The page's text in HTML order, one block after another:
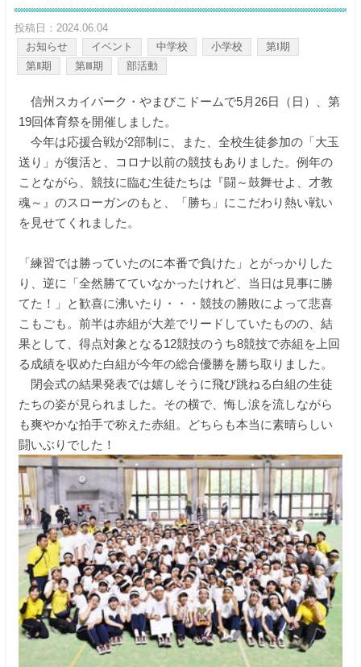
投稿日：2024.06.04
お知らせ
イベント 中学校 小学校
第Ⅰ期
第Ⅱ期
第Ⅲ期 部活動
信州スカイパーク・やまびこドームで5月26日（日）、第
19回体育祭を開催しました。
今年は応援合戦が2部制に、また、全校生徒参加の「大玉
送り」が復活と、コロナ以前の競技もありました。例年の
ことながら、競技に臨む生徒たちは『闘～鼓舞せよ、才教
魂～』のスローガンのもと、「勝ち」にこだわり熱い戦い
を見せてくれました。
「練習では勝っていたのに本番で負けた」とがっかりした
り、逆に「全然勝てていなかったけれど、当日は見事に勝
てた！」と歓喜に沸いたり・・・競技の勝敗によって悲喜
こもごも。前半は赤組が大差でリードしていたものの、結
果として、得点対象となる12競技のうち8競技で赤組を上回
る成績を収めた白組が今年の総合優勝を勝ち取りました。
閉会式の結果発表では嬉しそうに飛び跳ねる白組の生徒
たちの姿が見られました。その横で、悔し涙を流しながら
も爽やかな拍手で称えた赤組。どちらも本当に素晴らしい
闘いぶりでした！